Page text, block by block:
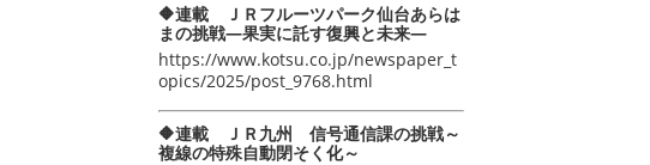
🔶連載 ＪＲフルーツパーク仙台あらは
まの挑戦―果実に託す復興と未来―
https://www.kotsu.co.jp/newspaper_t
opics/2025/post_9768.html
🔶連載 ＪＲ九州 信号通信課の挑戦～
複線の特殊自動閉そく化～